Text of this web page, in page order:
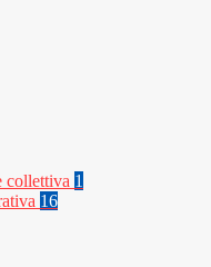
collettiva 1
16